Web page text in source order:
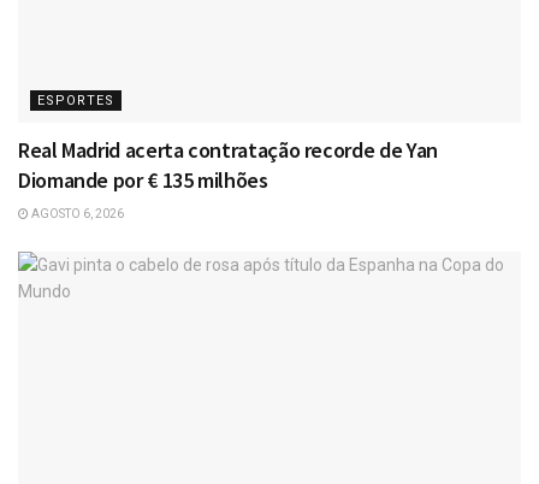
ESPORTES
Real Madrid acerta contratação recorde de Yan
Diomande por € 135 milhões
AGOSTO 6, 2026